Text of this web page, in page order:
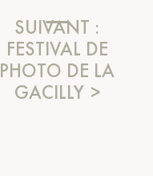
SUIVANT :
FESTIVAL DE
PHOTO DE LA
GACILLY